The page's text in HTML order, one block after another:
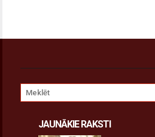
JAUNĀKIE RAKSTI